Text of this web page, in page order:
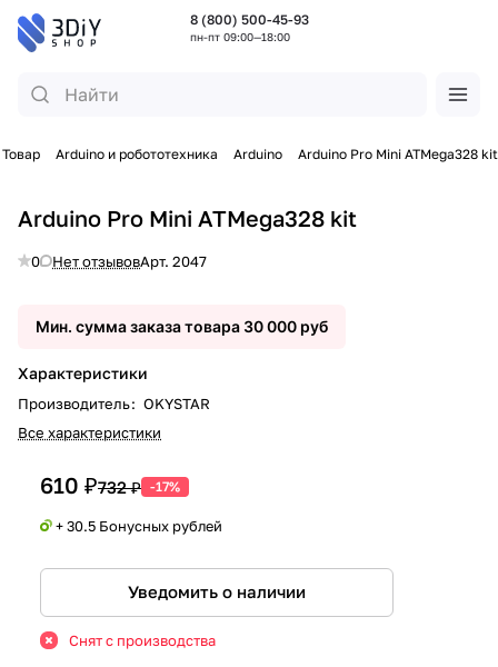
8 (800) 500-45-93
пн-пт 09:00—18:00
Товар Arduino и робототехника Arduino Arduino Pro Mini ATMega328 kit
Arduino Pro Mini ATMega328 kit
0 Нет отзывовАрт. 2047
Мин. сумма заказа товара 30 000 руб
Характеристики
Производитель: OKYSTAR
Все характеристики
610 ₽732 ₽ -17%
+ 30.5 Бонусных рублей
Уведомить о наличии
Снят с производства